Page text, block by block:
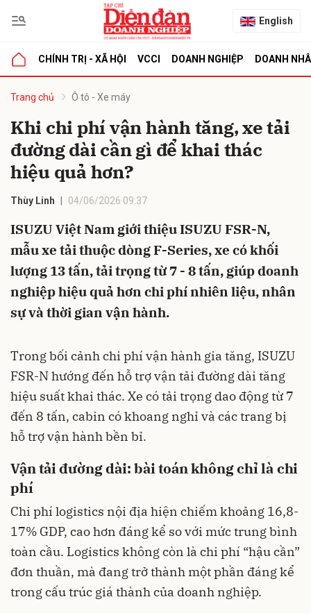
English
CHÍNH TRỊ - XÃ HỘI VCCI DOANH NGHIỆP DOANH
Trang chủ Ô tô - Xe máy
Khi chi phí vận hành tăng, xe tải
đường dài cần gì để khai thác
hiệu quả hơn?
Thùy Linh 04/06/2026 09:37
ISUZU Việt Nam giới thiệu ISUZU FSR-N,
mẫu xe tải thuộc dòng F-Series, xe có khối
lượng 13 tấn, tải trọng từ 7 - 8 tấn, giúp doanh
nghiệp hiệu quả hơn chi phí nhiên liệu, nhân
sự và thời gian vận hành.
Trong bối cảnh chi phí vận hành gia tăng, ISUZU
FSR-N hướng đến hỗ trợ vận tải đường dài tăng
hiệu suất khai thác. Xe có tải trọng dao động từ 7
đến 8 tấn, cabin có khoang nghỉ và các trang bị
hỗ trợ vận hành bền bỉ.
Vận tải đường dài: bài toán không chỉ là chi
phí
Chi phí logistics nội địa hiện chiếm khoảng 16,8-
17% GDP, cao hơn đáng kể so với mức trung bình
toàn cầu. Logistics không còn là chi phí “hậu cần”
đơn thuần, mà đang trở thành một phần đáng kể
trong cấu trúc giá thành của doanh nghiệp.
luận
Hủy